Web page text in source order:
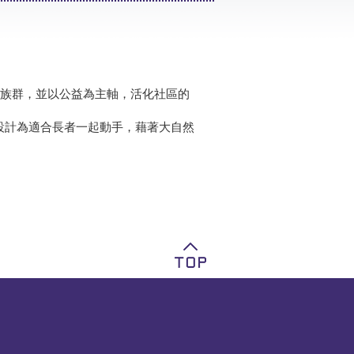
群，並以公益為主軸，活化社區的
為適合長者一起動手，藉著大自然